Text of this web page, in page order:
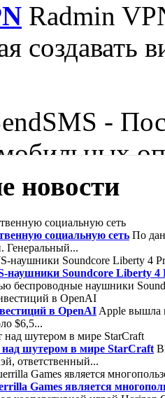
Memorize It
Pilot -
Radmin
создавать
-
-
и RSS....
новости
социальную сеть По
Генеральный...
наушники Soundcore Liberty 4
беспроводные наушники
в OpenAI Apple вышла
$6,5...
над шутером в мире StarCraft
ответственный...
Games является